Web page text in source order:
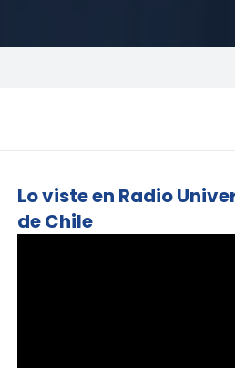
Lo viste en Radio
de Chile